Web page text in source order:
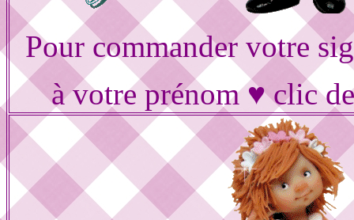
Pour commander votre
à votre prénom ♥ clic